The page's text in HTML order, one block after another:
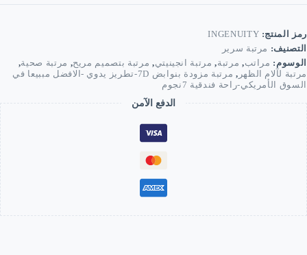
رمز المنتج: INGENUITY
التصنيف: مرتبة سرير
الوسوم: مراتب, مرتبة, مرتبة انجينيتي, مرتبة بتصميم مريح, مرتبة صحية,
مرتبة لآلام الظهر ,
مرتبة مزودة بنوابض 7D-تطريز يدوي -الافضل مببيعا في
السوق الأمريكي-راحة فندقية 7نجوم
الدفع الآمن